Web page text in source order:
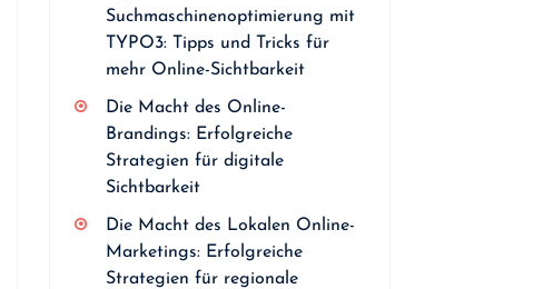
Suchmaschinenoptimierung mit
TYPO3: Tipps und Tricks für
mehr Online-Sichtbarkeit
Die Macht des Online-
Brandings: Erfolgreiche
Strategien für digitale
Sichtbarkeit
Die Macht des Lokalen Online-
Marketings: Erfolgreiche
Strategien für regionale